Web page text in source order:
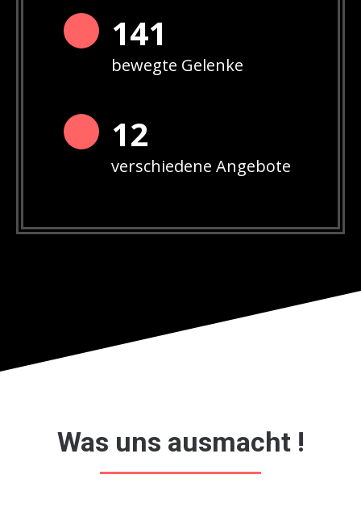
142
bewegte Gelenke
12
verschiedene Angebote
Was uns ausmacht !